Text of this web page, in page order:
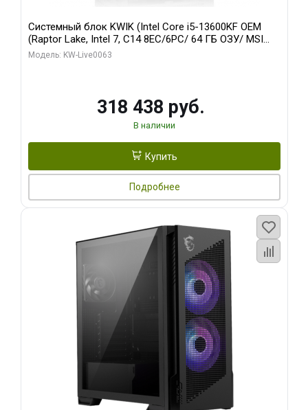
Системный блок KWIK (Intel Core i5-13600KF OEM
(Raptor Lake, Intel 7, C14 8EC/6PC/ 64 ГБ ОЗУ/ MSI
RTX5080 VENTUS 3X OC 16GB GDDR7 256bit 3xDP
Модель: KW-Live0063
318 438 руб.
В наличии
Купить
Подробнее